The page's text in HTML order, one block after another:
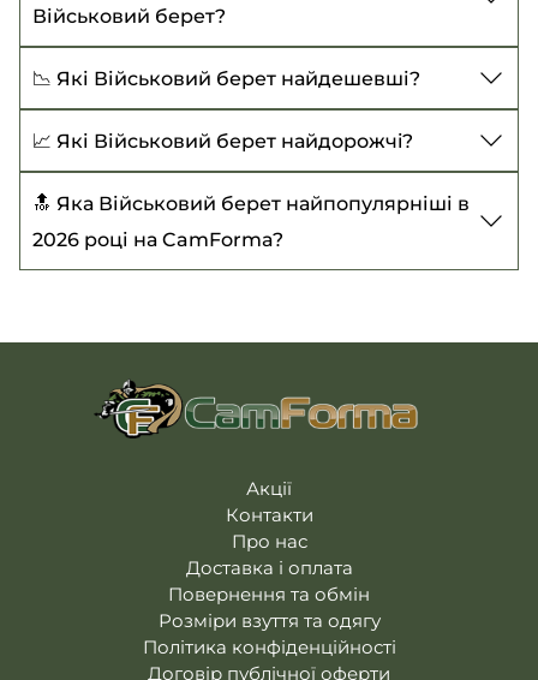
оформимо замовлення разом:
+38 (067) 914-36-75
+38 (093) 627-99-41
+38 (098) 721-61-77
Оплата під час отримання товару (діє при
Безготівковий розрахунок;
Оплата карткою онлайн.
Військовий берет?
Оформляючи замовлення на сайті
CamForma.com,ua на Військовий берет
обробка та доставка займе 1-2 робочі дні.
📉 Які Військовий берет найдешевші?
Берет Крапля темно-сірий "Гірська піхота"-
375 ₴
Берет НАТО крапелька червоний
Берет НАТО синій крапелька- 375 ₴
📈 Які Військовий берет найдорожчi?
Берет КРАПЛЯ степ- 480 ₴
Берет КРАПЛЯ морська піхота
🔝 Яка Військовий берет найпопулярніші в
2026 році на CamForma?
Берет КРАПЛЯ степ- 480 ₴
Берет КРАПЛЯ степ
- 480 ₴
Акції
Контакти
Про нас
Доставка і оплата
Повернення та обмін
Розміри взуття та одягу
Політика конфіденційності
Договір публічної оферти